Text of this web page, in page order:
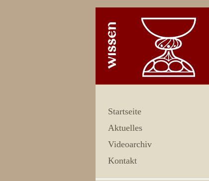
Startseite
Aktuelles
Videoarchiv
Kontakt